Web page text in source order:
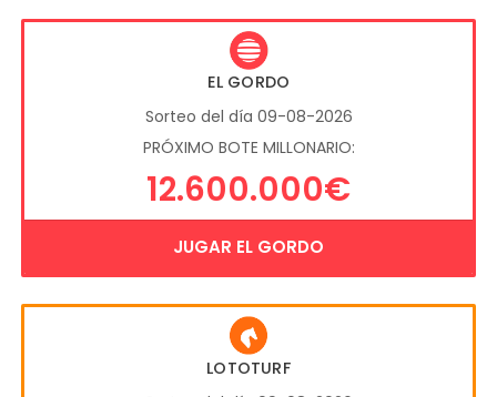
EL GORDO
Sorteo del día 09-08-2026
PRÓXIMO BOTE MILLONARIO:
12.600.000€
JUGAR EL GORDO
LOTOTURF